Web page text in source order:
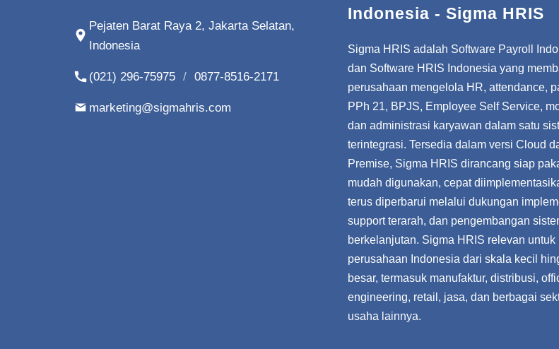
Pejaten Barat Raya 2, Jakarta Selatan,
Indonesia
(021) 296-75975 / 0877-8516-2171
marketing@sigmahris.com
Indonesia - Sigma HRIS
Sigma HRIS adalah Software Payroll
dan Software HRIS Indonesia yang
perusahaan mengelola HR, attendance,
PPh 21, BPJS, Employee Self Service,
dan administrasi karyawan dalam satu
terintegrasi. Tersedia dalam versi Cloud
Premise, Sigma HRIS dirancang siap
mudah digunakan, cepat
terus diperbarui melalui dukungan
support terarah, dan pengembangan
berkelanjutan. Sigma HRIS relevan untuk
perusahaan Indonesia dari skala kecil
besar, termasuk manufaktur, distribusi,
engineering, retail, jasa, dan berbagai
usaha lainnya.